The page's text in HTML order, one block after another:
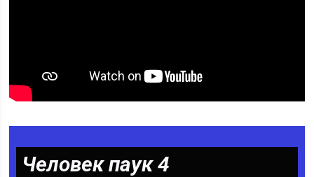
Человек паук 4